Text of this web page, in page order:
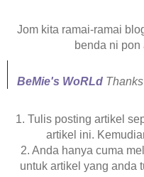
Jom kita ramai-ramai
benda ni
BeMie's WoRLd
1. Tulis posting artikel
artikel ini.
2. Anda hanya cuma
untuk artikel yang anda